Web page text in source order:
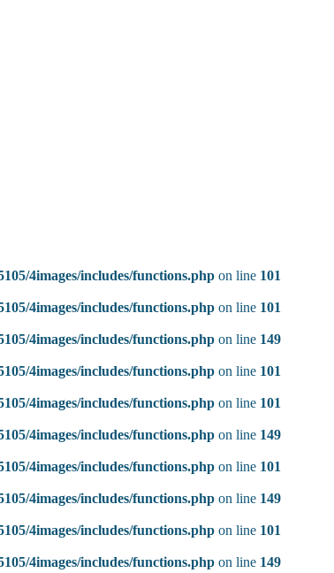
4images/includes/functions.php on line 101
4images/includes/functions.php on line 101
4images/includes/functions.php on line 149
4images/includes/functions.php on line 101
4images/includes/functions.php on line 101
4images/includes/functions.php on line 149
4images/includes/functions.php on line 101
4images/includes/functions.php on line 149
4images/includes/functions.php on line 101
4images/includes/functions.php on line 149